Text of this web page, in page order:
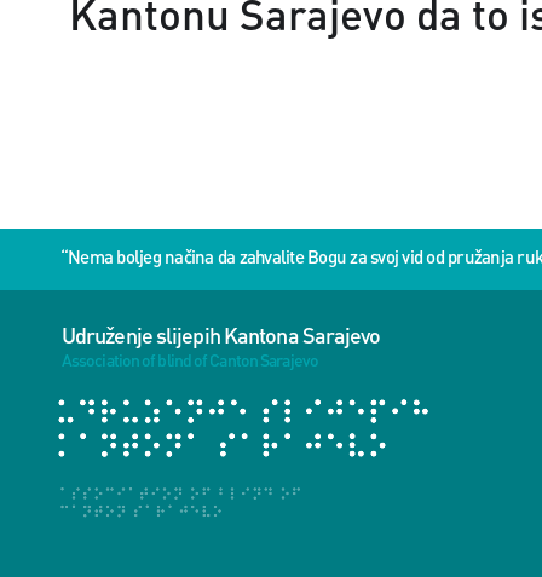
Kantonu Sarajevo da to
“Nema boljeg načina da zahvalite Bogu za svoj vid od pružanja
Udruženje slijepih Kantona Sarajevo
Association of blind of Canton Sarajevo